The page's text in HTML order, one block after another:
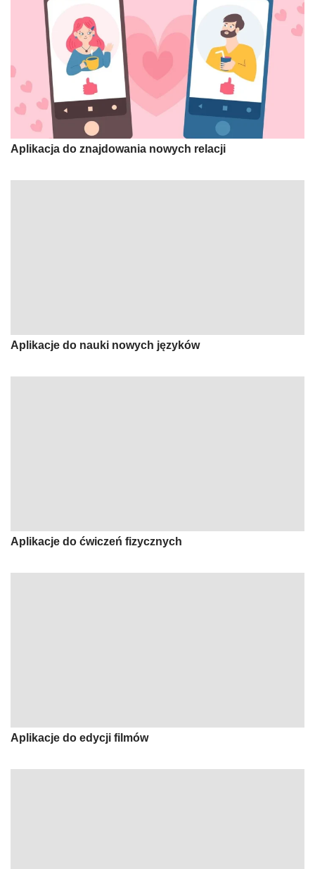
Aplikacja do znajdowania nowych relacji
Aplikacje do nauki nowych języków
Aplikacje do ćwiczeń fizycznych
Aplikacje do edycji filmów